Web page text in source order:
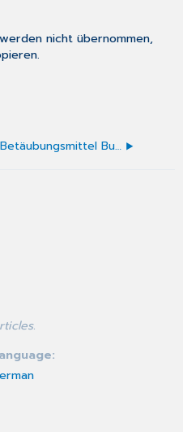
nicht übernommen,
Betäubungsmittel Buch BTM